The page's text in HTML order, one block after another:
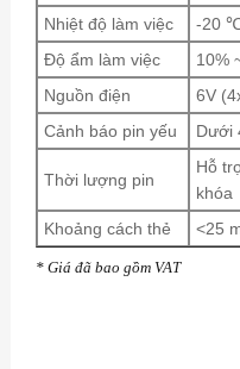
Nhiệt độ làm việc
-20
Độ ẩm làm việc
10%
Nguồn điện
6V
Cảnh báo pin yếu
Dưới
Thời lượng pin
Hỗ
khóa
Khoảng cách thẻ
<25
* Giá đã bao gồm VAT